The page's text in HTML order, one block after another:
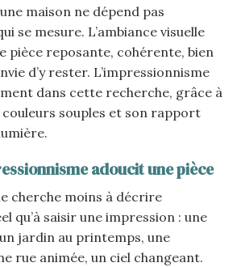
maison ne dépend pas
se mesure. L’ambiance visuelle
pièce reposante, cohérente, bien
d’y rester. L’impressionnisme
dans cette recherche, grâce à
couleurs souples et son rapport
adoucit une pièce
cherche moins à décrire
qu’à saisir une impression : une
jardin au printemps, une
rue animée, un ciel changeant.